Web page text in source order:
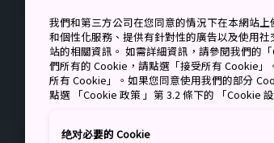
我們和第三方公司在您同意的情況下在本網站
和個性化服務、提供有針對性的廣告以及使用
站的相關資訊。 如需詳細資訊，請參閱我們的
們所有的 Cookie，請點選「接受所有 Cookie
所有 Cookie」。如果您同意使用我們的部分
點選 「Cookie 政策 」第 3.2 條下的 「Cookie
绝对必要的 Cookie